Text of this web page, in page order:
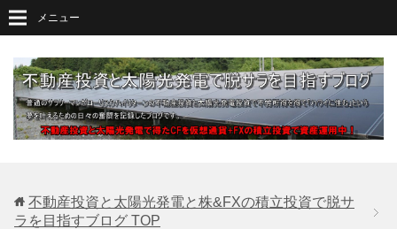
メニュー
不動産投資と太陽光発電と株&FXの積立投資で脱サ
ラを目指すブログ TOP